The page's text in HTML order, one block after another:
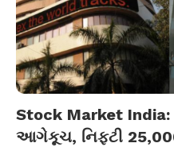
Stock Market India:
આગેકૂચ, નિફ્ટી